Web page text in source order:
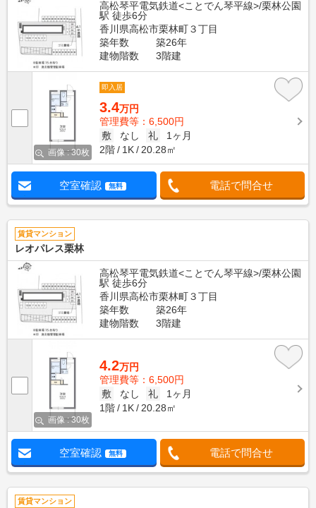
高松琴平電気鉄道<ことでん琴平線>/栗林公園
駅 徒歩6分
香川県高松市栗林町３丁目
築年数
築26年
建物階数
3階建
画像 : 30枚
即入居
3.4万円
管理費等：6,500円
敷
なし 礼
1ヶ月
2階
1K 20.28㎡
空室確認 無料 電話で問合せ
賃貸マンション
レオパレス栗林
高松琴平電気鉄道<ことでん琴平線>/栗林公園
駅 徒歩6分
香川県高松市栗林町３丁目
築年数
築26年
建物階数
3階建
画像 : 30枚
4.2万円
管理費等：6,500円
敷
なし 礼
1ヶ月
1階
1K 20.28㎡
空室確認 無料 電話で問合せ
賃貸マンション